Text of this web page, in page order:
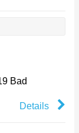
Bad
Details